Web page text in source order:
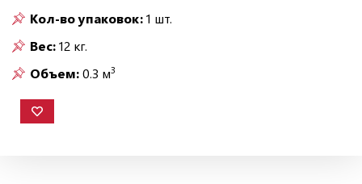
Кол-во упаковок:1 шт.
Вес:12 кг.
Объем:0.3 м3